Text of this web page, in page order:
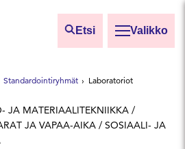
Etsi Valikko
Standardointiryhmät Laboratoriot
JA MATERIAALITEKNIIKKA /
JA VAPAA-AIKA / SOSIAALI- JA